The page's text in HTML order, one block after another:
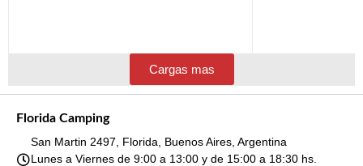
Cargas mas
Florida Camping
San Martin 2497, Florida, Buenos Aires, Argentina
Lunes a Viernes de 9:00 a 13:00 y de 15:00 a 18:30 hs.